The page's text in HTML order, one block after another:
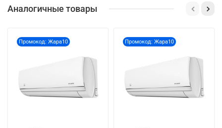
Аналогичные товары
Промокод: Жара10 Промокод: Жара10